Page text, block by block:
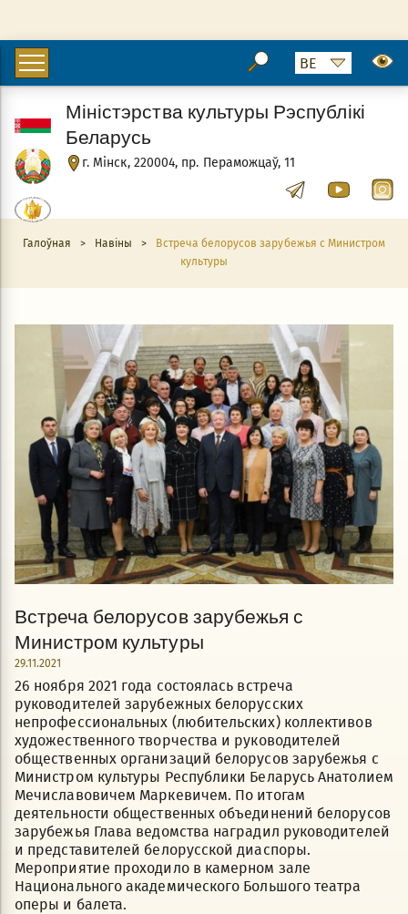
г. Мінск, 220004, пр. Пераможцаў, 11
Міністэрства культуры Рэспублікі
Беларусь
Галоўная > Навіны >
Встреча белорусов зарубежья с Министром
культуры
Встреча белорусов зарубежья с
Министром культуры
29.11.2021
26 ноября 2021 года состоялась встреча
руководителей зарубежных белорусских
непрофессиональных (любительских) коллективов
художественного творчества и руководителей
общественных организаций белорусов зарубежья с
Министром культуры Республики Беларусь Анатолием
Мечиславовичем Маркевичем. По итогам
деятельности общественных объединений белорусов
зарубежья Глава ведомства наградил руководителей
и представителей белорусской диаспоры.
Мероприятие проходило в камерном зале
Национального академического Большого театра
оперы и балета.